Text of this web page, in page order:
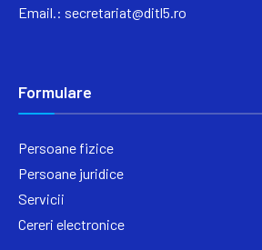
Email.: secretariat@ditl5.ro
Formulare
Persoane fizice
Persoane juridice
Servicii
Cereri electronice